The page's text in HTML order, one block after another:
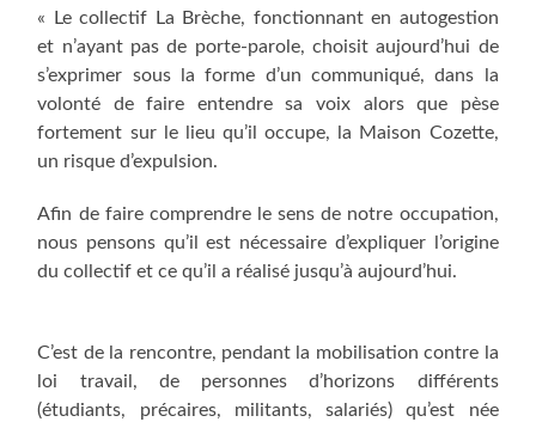
« Le collectif La Brèche, fonctionnant en autogestion
et n’ayant pas de porte-parole, choisit aujourd’hui de
s’exprimer sous la forme d’un communiqué, dans la
volonté de faire entendre sa voix alors que pèse
fortement sur le lieu qu’il occupe, la Maison Cozette,
un risque d’expulsion.
Afin de faire comprendre le sens de notre occupation,
nous pensons qu’il est nécessaire d’expliquer l’origine
du collectif et ce qu’il a réalisé jusqu’à aujourd’hui.
C’est de la rencontre, pendant la mobilisation contre la
loi travail, de personnes d’horizons différents
(étudiants, précaires, militants, salariés) qu’est née